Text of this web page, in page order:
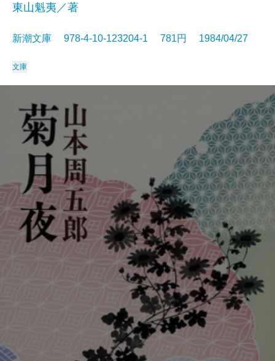
東山魁夷／著
新潮文庫 978-4-10-123204-1 781円 1984/04/27
文庫